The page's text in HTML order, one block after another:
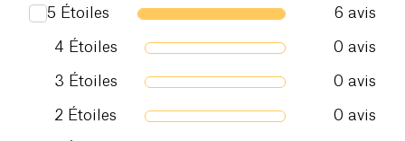
5 Étoiles 6 avis
4 Étoiles 0 avis
3 Étoiles 0 avis
2 Étoiles 0 avis